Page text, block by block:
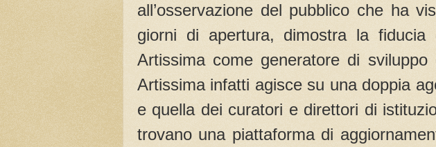
all’osservazione del pubblico che ha
giorni di apertura, dimostra la fiducia
Artissima come generatore di sviluppo
Artissima infatti agisce su una doppia
e quella dei curatori e direttori di
trovano una piattaforma di